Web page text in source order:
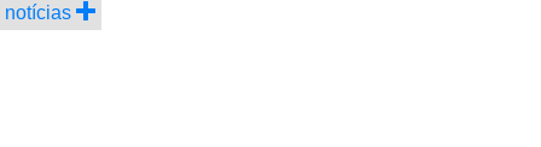
notícias